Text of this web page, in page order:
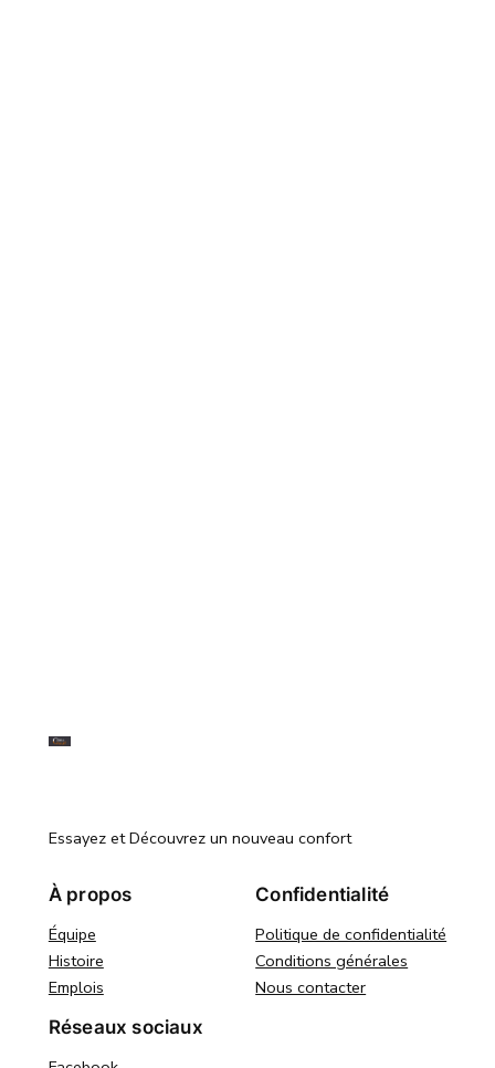
Essayez et Découvrez un nouveau confort
À propos
Équipe
Histoire
Emplois
Confidentialité
Politique de confidentialité
Conditions générales
Nous contacter
Réseaux sociaux